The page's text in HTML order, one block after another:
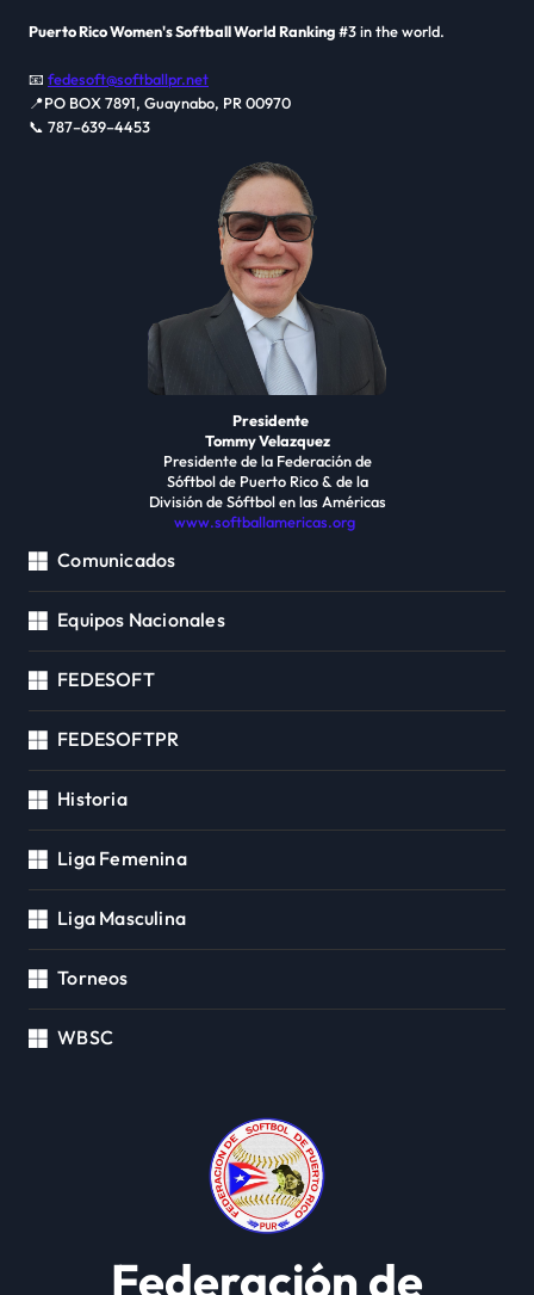
Puerto Rico Women's Softball World Ranking#3 in the world.
📧 fedesoft@softballpr.net
📍PO BOX 7891, Guaynabo, PR 00970
📞 787–639–4453
Presidente
Tommy Velazquez
Presidente de la Federación de
Sóftbol de Puerto Rico & de la
División de Sóftbol en las Américas
www.softballamericas.org
Comunicados
Equipos Nacionales
FEDESOFT
FEDESOFTPR
Historia
Liga Femenina
Liga Masculina
Torneos
WBSC
Federación de